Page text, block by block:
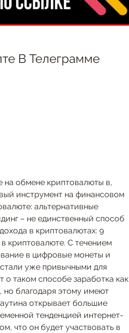
В Телеграмме
на обмене криптовалюты в,
инструмент на финансовом
альтернативные
– не единственный способ
в криптовалютах: 9
криптовалюте. С течением
в цифровые монеты и
уже привычными для
о таком способе заработка как
но благодаря этому имеют
открывает большие
тенденцией интернет-
что он будет участвовать в